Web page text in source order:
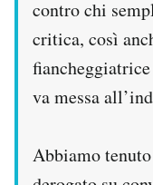
contro chi
critica, così
va messa
Abbiamo